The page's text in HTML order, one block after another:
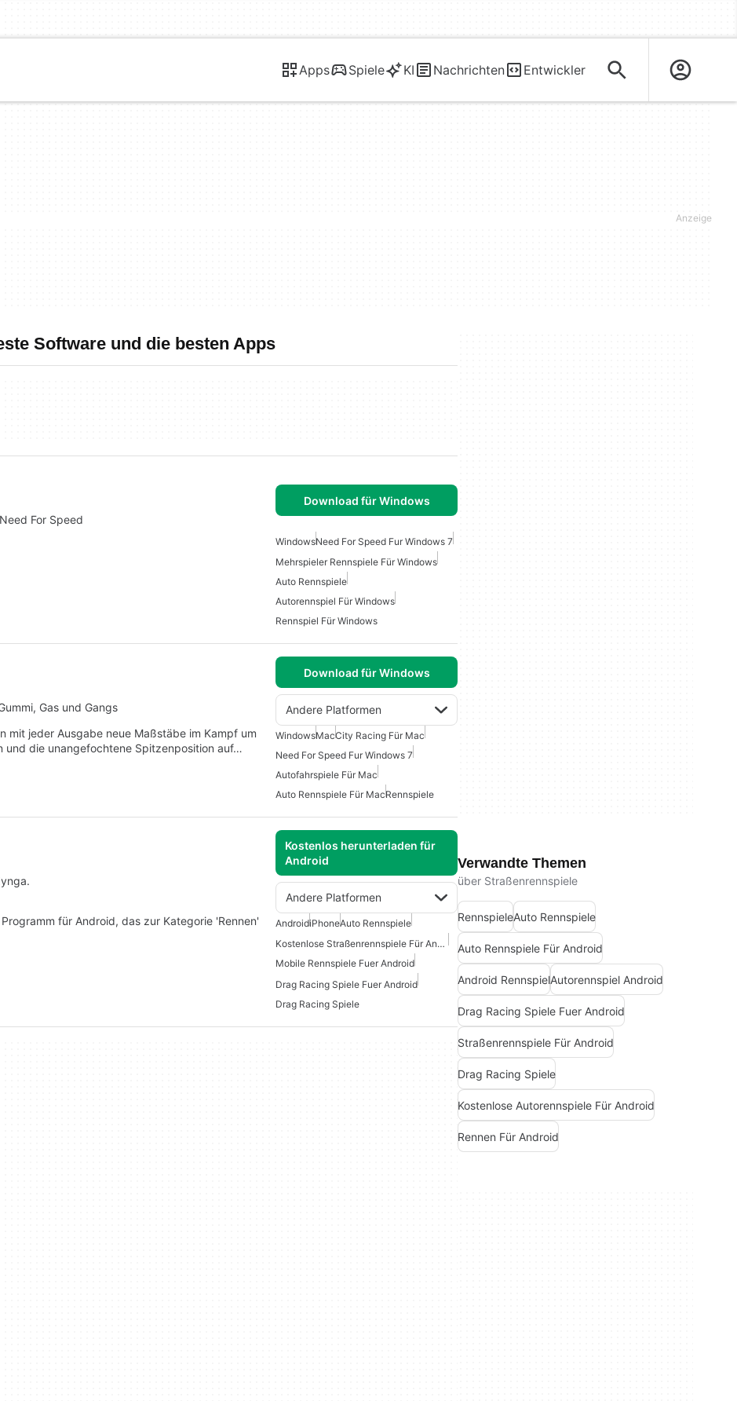
Apps Spiele KI Nachrichten Entwickler
Software und die besten Apps
For Speed
Download für Windows
WindowsNeed For Speed Fur Windows 7
Mehrspieler Rennspiele Für Windows
Auto Rennspiele
Autorennspiel Für Windows
Rennspiel Für Windows
Gas und Gangs
Download für Windows
Andere Platformen
mit jeder Ausgabe neue Maßstäbe im Kampf um
und die unangefochtene Spitzenposition auf…
WindowsMacCity Racing Für Mac
Need For Speed Fur Windows 7
Autofahrspiele Für Mac
Auto Rennspiele Für MacRennspiele
Kostenlos herunterladen für
Android
Andere Platformen
für Android, das zur Kategorie 'Rennen'
AndroidiPhoneAuto Rennspiele
Kostenlose Straßenrennspiele Für Android
Mobile Rennspiele Fuer Android
Drag Racing Spiele Fuer Android
Drag Racing Spiele
Verwandte Themen
über Straßenrennspiele
RennspieleAuto Rennspiele
Auto Rennspiele Für Android
Android RennspielAutorennspiel Android
Drag Racing Spiele Fuer Android
Straßenrennspiele Für Android
Drag Racing Spiele
Kostenlose Autorennspiele Für Android
Rennen Für Android